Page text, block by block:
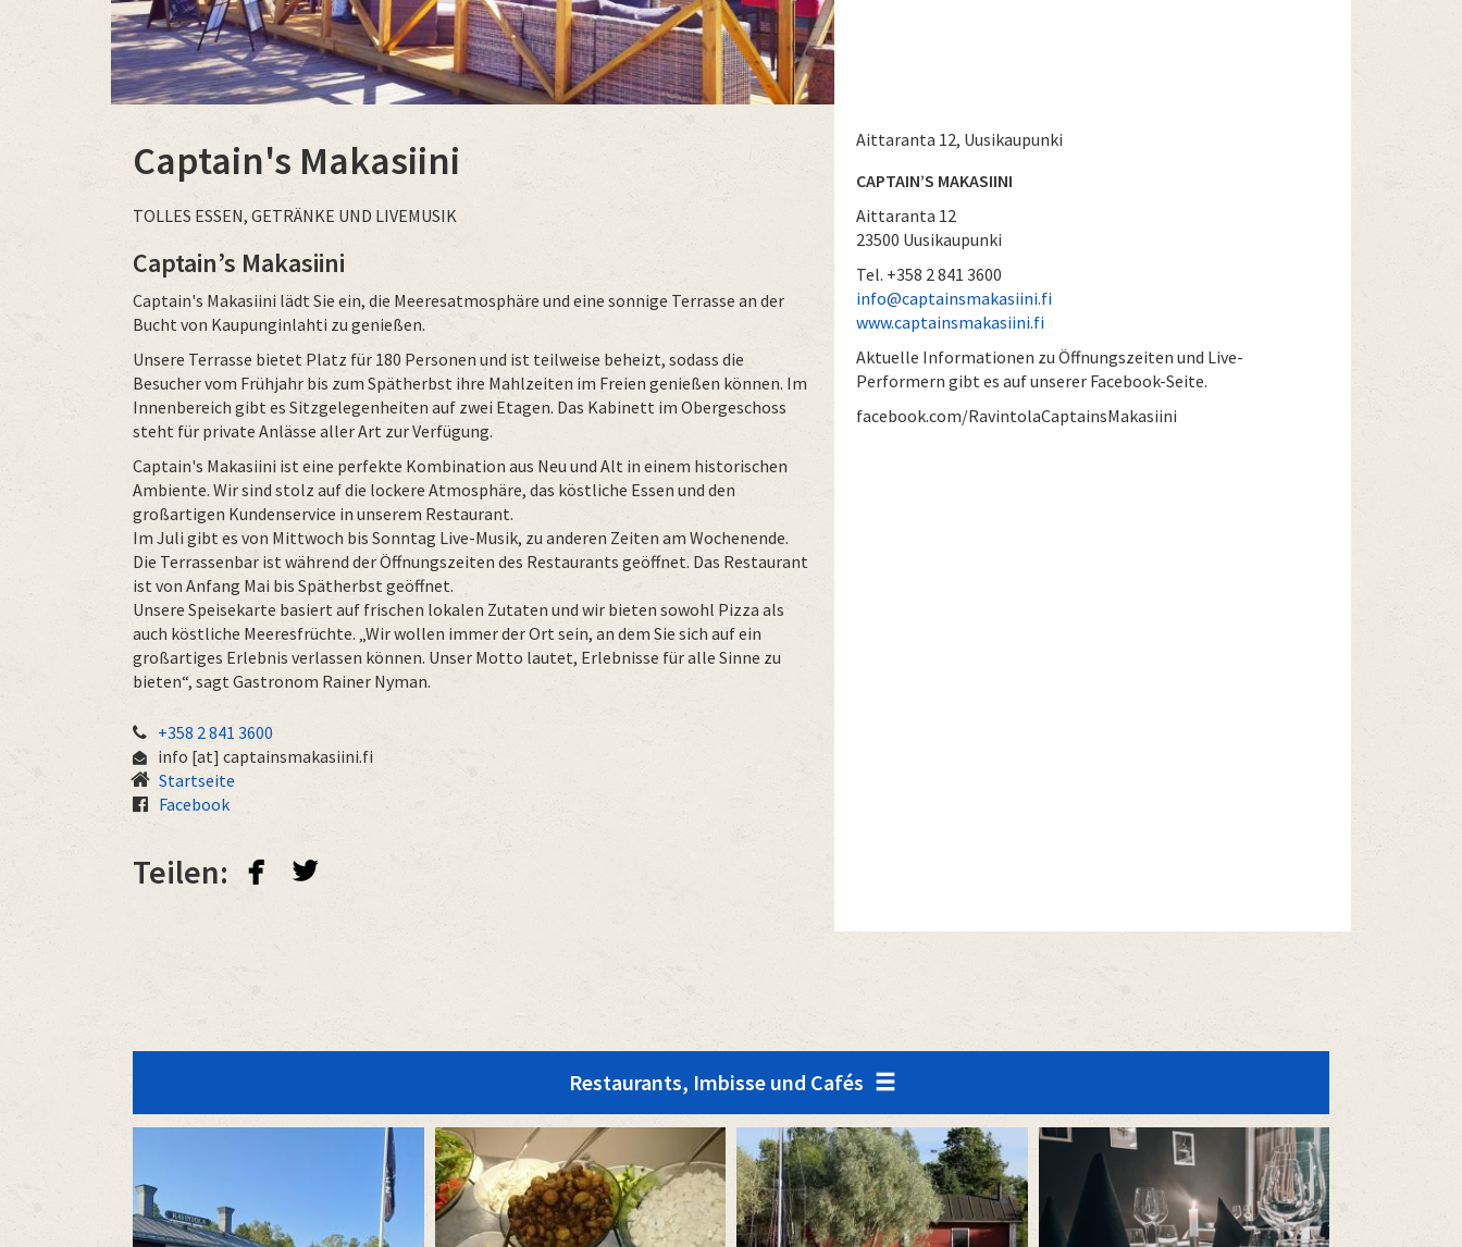
Captain's Makasiini
TOLLES ESSEN, GETRÄNKE UND LIVEMUSIK
Captain’s Makasiini
Captain's Makasiini lädt Sie ein, die Meeresatmosphäre und eine sonnige Terrasse an der
Bucht von Kaupunginlahti zu genießen.
Unsere Terrasse bietet Platz für 180 Personen und ist teilweise beheizt, sodass die
Besucher vom Frühjahr bis zum Spätherbst ihre Mahlzeiten im Freien genießen können. Im
Innenbereich gibt es Sitzgelegenheiten auf zwei Etagen. Das Kabinett im Obergeschoss
steht für private Anlässe aller Art zur Verfügung.
Captain's Makasiini ist eine perfekte Kombination aus Neu und Alt in einem historischen
Ambiente. Wir sind stolz auf die lockere Atmosphäre, das köstliche Essen und den
großartigen Kundenservice in unserem Restaurant.
Im Juli gibt es von Mittwoch bis Sonntag Live-Musik, zu anderen Zeiten am Wochenende.
Die Terrassenbar ist während der Öffnungszeiten des Restaurants geöffnet. Das Restaurant
ist von Anfang Mai bis Spätherbst geöffnet.
Unsere Speisekarte basiert auf frischen lokalen Zutaten und wir bieten sowohl Pizza als
auch köstliche Meeresfrüchte. „Wir wollen immer der Ort sein, an dem Sie sich auf ein
großartiges Erlebnis verlassen können. Unser Motto lautet, Erlebnisse für alle Sinne zu
bieten“, sagt Gastronom Rainer Nyman.
+358 2 841 3600
info [at] captainsmakasiini.fi
Startseite
Facebook
Teilen: facebook twitterbird
Aittaranta 12, Uusikaupunki
CAPTAIN’S MAKASIINI
Aittaranta 12
23500 Uusikaupunki
Tel. +358 2 841 3600
info@captainsmakasiini.fi
www.captainsmakasiini.fi
Aktuelle Informationen zu Öffnungszeiten und Live-
Performern gibt es auf unserer Facebook-Seite.
facebook.com/RavintolaCaptainsMakasiini
Restaurants, Imbisse und Cafés